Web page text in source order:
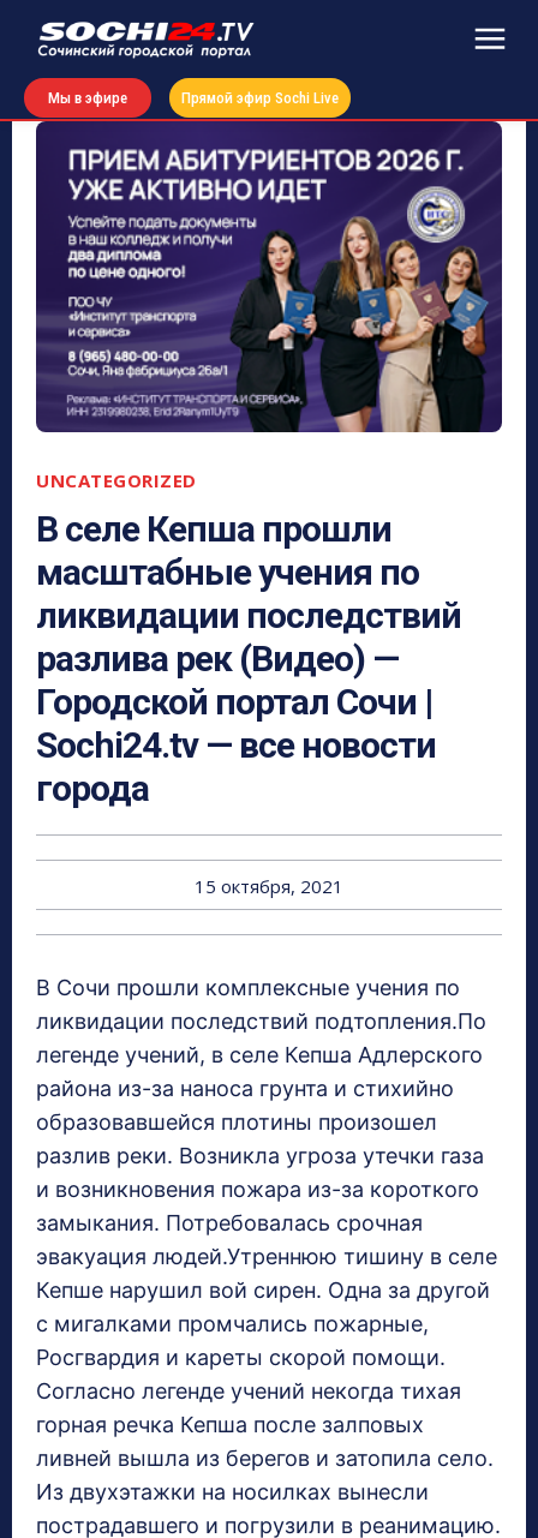
Мы в эфире Прямой эфир Sochi Live
UNCATEGORIZED
В селе Кепша прошли
масштабные учения по
ликвидации последствий
разлива рек (Видео) —
Городской портал Сочи |
Sochi24.tv — все новости
города
15 октября, 2021
В Сочи прошли комплексные учения по
ликвидации последствий подтопления.По
легенде учений, в селе Кепша Адлерского
района из-за наноса грунта и стихийно
образовавшейся плотины произошел
разлив реки. Возникла угроза утечки газа
и возникновения пожара из-за короткого
замыкания. Потребовалась срочная
эвакуация людей.Утреннюю тишину в селе
Кепше нарушил вой сирен. Одна за другой
с мигалками промчались пожарные,
Росгвардия и кареты скорой помощи.
Согласно легенде учений некогда тихая
горная речка Кепша после залповых
ливней вышла из берегов и затопила село.
Из двухэтажки на носилках вынесли
пострадавшего и погрузили в реанимацию.